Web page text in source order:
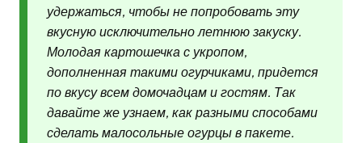
удержаться, чтобы не попробовать эту
вкусную исключительно летнюю закуску.
Молодая картошечка с укропом,
дополненная такими огурчиками, придется
по вкусу всем домочадцам и гостям. Так
давайте же узнаем, как разными способами
сделать малосольные огурцы в пакете.